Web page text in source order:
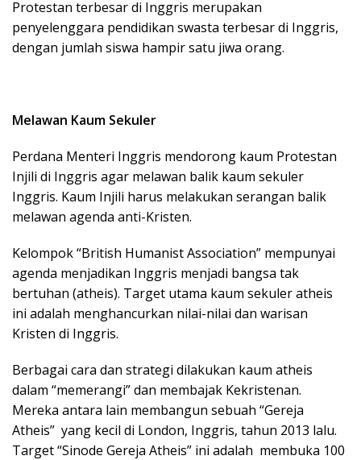
Protestan terbesar di Inggris merupakan
penyelenggara pendidikan swasta terbesar di Inggris,
dengan jumlah siswa hampir satu jiwa orang.
Melawan Kaum Sekuler
Perdana Menteri Inggris mendorong kaum Protestan
Injili di Inggris agar melawan balik kaum sekuler
Inggris. Kaum Injili harus melakukan serangan balik
melawan agenda anti-Kristen.
Kelompok “British Humanist Association” mempunyai
agenda menjadikan Inggris menjadi bangsa tak
bertuhan (atheis). Target utama kaum sekuler atheis
ini adalah menghancurkan nilai-nilai dan warisan
Kristen di Inggris.
Berbagai cara dan strategi dilakukan kaum atheis
dalam “memerangi” dan membajak Kekristenan.
Mereka antara lain membangun sebuah “Gereja
Atheis” yang kecil di London, Inggris, tahun 2013 lalu.
Target “Sinode Gereja Atheis” ini adalah membuka 100